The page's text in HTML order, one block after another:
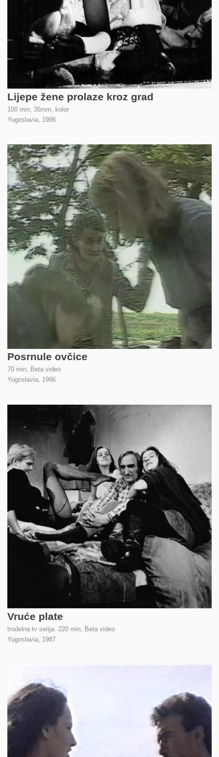
Lijepe žene prolaze kroz grad
100 min, 35mm, kolor
Yugoslavia, 1986
Posrnule ovčice
70 min, Beta video
Yugoslavia, 1986
Vruće plate
trodelna tv serija: 220 min, Beta video
Yugoslavia, 1987